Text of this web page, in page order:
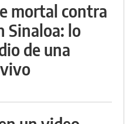
mortal contra
Sinaloa: lo
de una